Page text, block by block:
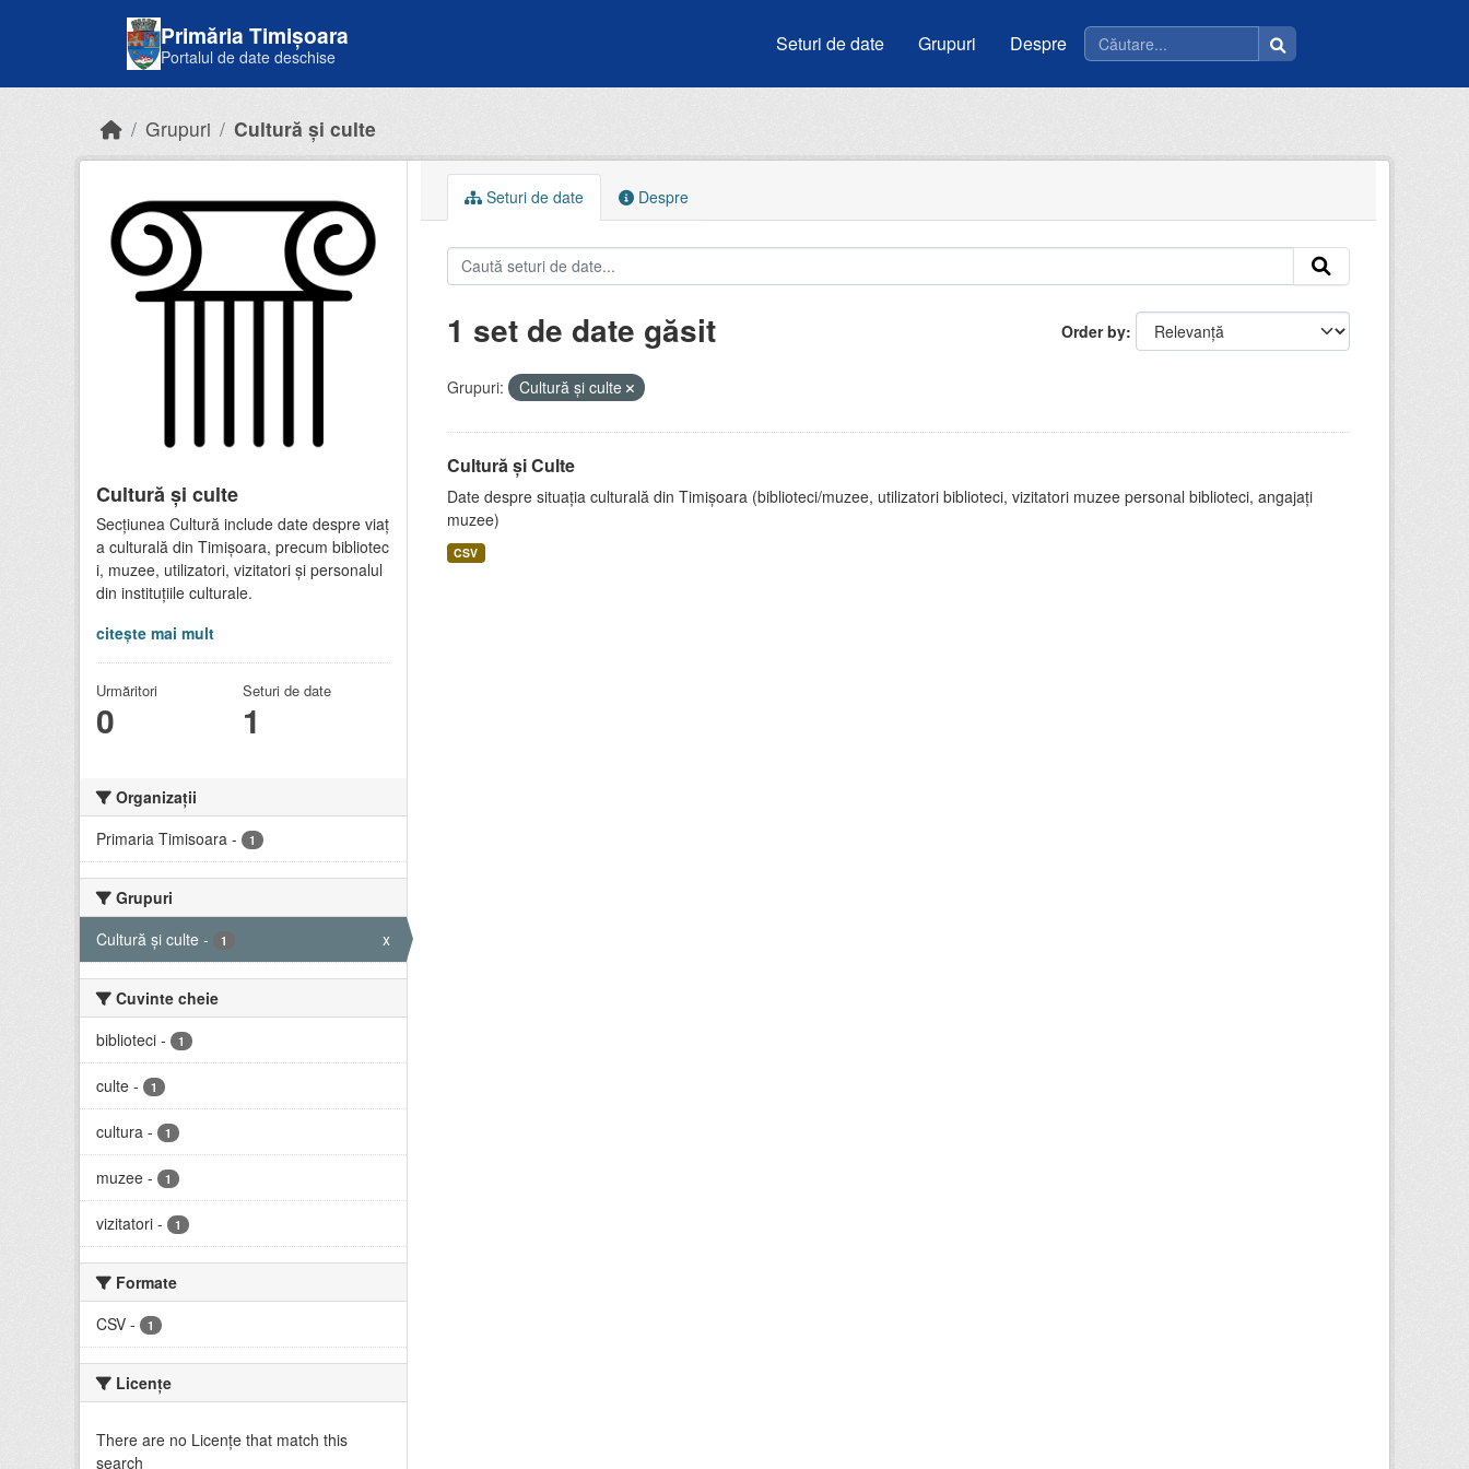
Primăria Timișoara
Portalul de date deschise
Seturi de date Grupuri Despre
Grupuri Cultură și culte
Cultură și culte
Secțiunea Cultură include date despre viaț
a culturală din Timișoara, precum bibliotec
i, muzee, utilizatori, vizitatori și personalul
din instituțiile culturale.
citește mai mult
Urmăritori
0
Seturi de date
1
Organizații
Primaria Timisoara - 1
Grupuri
Cultură și culte - 1 x
Cuvinte cheie
biblioteci - 1
culte - 1
cultura - 1
muzee - 1
vizitatori - 1
Formate
CSV - 1
Licenţe
There are no Licenţe that match this
search
Seturi de date Despre
Order by
1 set de date găsit
Grupuri: Cultură și culte
Cultură și Culte
Date despre situația culturală din Timișoara (biblioteci/muzee, utilizatori biblioteci, vizitatori muzee personal biblioteci, angajați
muzee)
CSV